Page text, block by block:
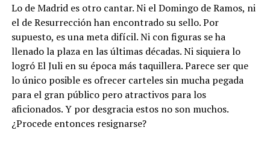
Lo de Madrid es otro cantar. Ni el Domingo de Ramos, ni
el de Resurrección han encontrado su sello. Por
supuesto, es una meta difícil. Ni con figuras se ha
llenado la plaza en las últimas décadas. Ni siquiera lo
logró El Juli en su época más taquillera. Parece ser que
lo único posible es ofrecer carteles sin mucha pegada
para el gran público pero atractivos para los
aficionados. Y por desgracia estos no son muchos.
¿Procede entonces resignarse?